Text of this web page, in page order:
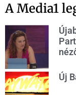
A Media1
Új